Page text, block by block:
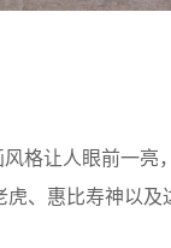
让人眼前一亮
、惠比寿神以